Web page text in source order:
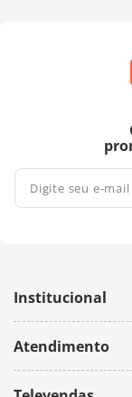
Institucional
Trabalhe Conosco
Política de Privacidade
Atendimento